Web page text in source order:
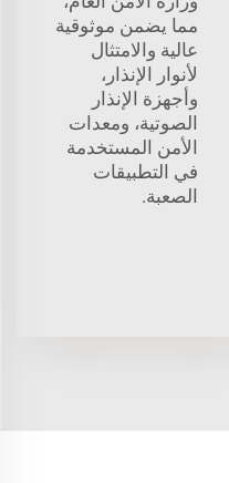
مما يضمن موثوقية
عالية والامتثال
لأنوار الإنذار،
وأجهزة الإنذار
الصوتية، ومعدات
الأمن المستخدمة
في التطبيقات
الصعبة.